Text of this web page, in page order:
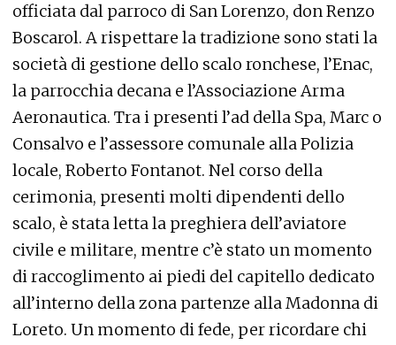
officiata dal parroco di San Lorenzo, don Renzo
Boscarol. A rispettare la tradizione sono stati la
società di gestione dello scalo ronchese, l’Enac,
la parrocchia decana e l’Associazione Arma
Aeronautica. Tra i presenti l’ad della Spa, Marc o
Consalvo e l’assessore comunale alla Polizia
locale, Roberto Fontanot. Nel corso della
cerimonia, presenti molti dipendenti dello
scalo, è stata letta la preghiera dell’aviatore
civile e militare, mentre c’è stato un momento
di raccoglimento ai piedi del capitello dedicato
all’interno della zona partenze alla Madonna di
Loreto. Un momento di fede, per ricordare chi